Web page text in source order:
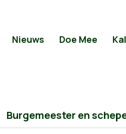
Nieuws Doe Mee
Burgemeester en